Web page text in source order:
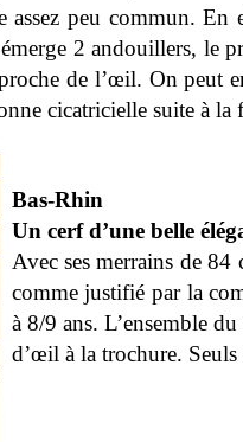
assez peu commun.
émerge 2 andouillers,
de l’œil. On peut
cicatricielle suite à la
Bas-Rhin
Un cerf d’une belle
Avec ses merrains de
comme justifié par la
à 8/9 ans. L’ensemble
d’œil à la trochure. Seuls